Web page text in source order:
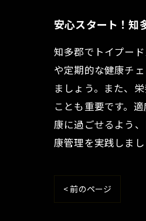
安心スタート！知
知多郡でトイプー
や定期的な健康チ
ましょう。また、
ことも重要です。
康に過ごせるよう
康管理を実践しまし
< 前のページ